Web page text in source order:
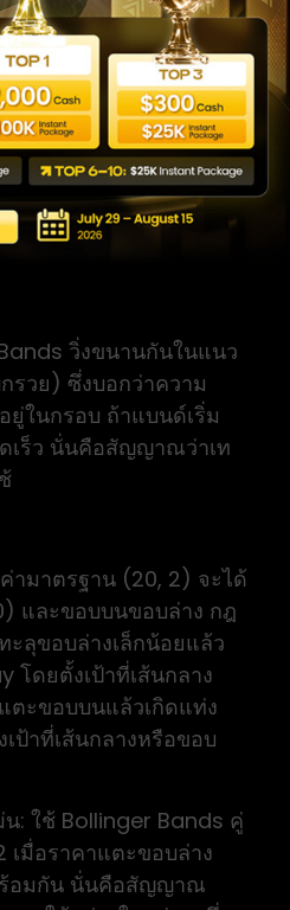
Bounce (เด้งระหว่างขอบแบนด์)
เครื่องมือเดียว” เพราะ
งกรอบราคาและความ
ะกับคนที่อยากได้สัญญาณ
ลากเส้นเอง
วิ่งขนานกันในแนว
รวย) ซึ่งบอกว่าความ
ในกรอบ ถ้าแบนด์เริ่ม
เร็ว นั่นคือสัญญาณว่าเท
ามาตรฐาน (20, 2) จะได้
และขอบบนขอบล่าง กฎ
ลุขอบล่างเล็กน้อยแล้ว
โดยตั้งเป้าที่เส้นกลาง
ตะขอบบนแล้วเกิดแท่ง
ป้าที่เส้นกลางหรือขอบ
: ใช้ Bollinger Bands คู่
เมื่อราคาแตะขอบล่าง
ร้อมกัน นั่นคือสัญญาณ